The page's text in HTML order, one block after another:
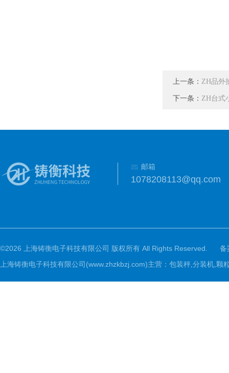
上一条： ZH品外
下一条： ZH台式
邮箱
1078208113@qq.com
©2026 上海铸衡电子科技有限公司 版权所有 All Rights Reserved.
备
上海铸衡电子科技有限公司(www.zhzkbzj.com)主营： 包装秤,分装机,颗